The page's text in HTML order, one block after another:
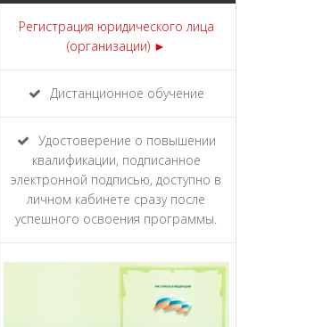
Регистрация юридического лица
(организации) ►
Дистанционное обучение
Удостоверение о повышении
квалификации, подписанное
электронной подписью, доступно в
личном кабинете сразу после
успешного освоения программы.